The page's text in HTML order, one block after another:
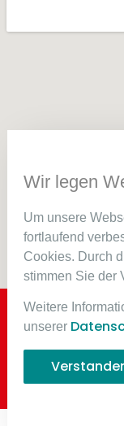
© Copyright
Impressum
Wir legen
Um unsere
fortlaufend
Cookies. Durch
stimmen Sie der
Weitere
unserer